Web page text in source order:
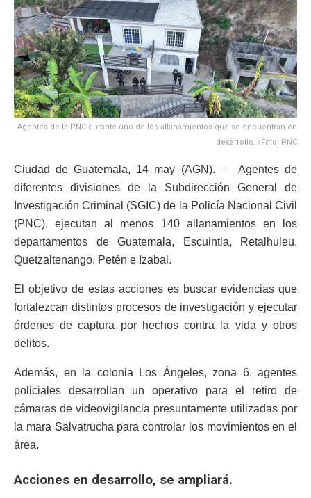
Agentes de la PNC durante uno de los allanamientos que se encuentran en
desarrollo. /Foto: PNC
Ciudad de Guatemala, 14 may (AGN). – Agentes de
diferentes divisiones de la Subdirección General de
Investigación Criminal (SGIC) de la Policía Nacional Civil
(PNC), ejecutan al menos 140 allanamientos en los
departamentos de Guatemala, Escuintla, Retalhuleu,
Quetzaltenango, Petén e Izabal.
El objetivo de estas acciones es buscar evidencias que
fortalezcan distintos procesos de investigación y ejecutar
órdenes de captura por hechos contra la vida y otros
delitos.
Además, en la colonia Los Ángeles, zona 6, agentes
policiales desarrollan un operativo para el retiro de
cámaras de videovigilancia presuntamente utilizadas por
la mara Salvatrucha para controlar los movimientos en el
área.
Acciones en desarrollo, se ampliará.